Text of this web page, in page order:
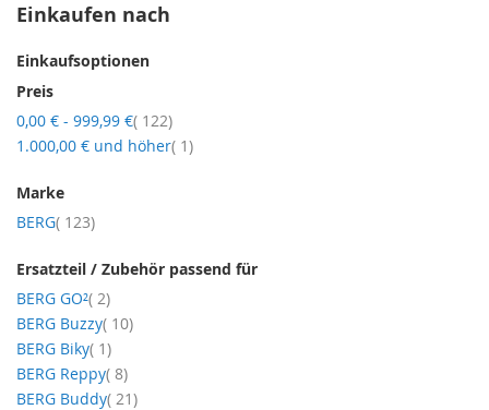
Einkaufen nach
Einkaufsoptionen
Preis
0,00 € - 999,99 € 122Artikel
1.000,00 € und höher 1Artikel
Marke
BERG 123Artikel
Ersatzteil / Zubehör passend für
BERG GO² 2Artikel
BERG Buzzy 10Artikel
BERG Biky 1Artikel
BERG Reppy 8Artikel
BERG Buddy 21Artikel